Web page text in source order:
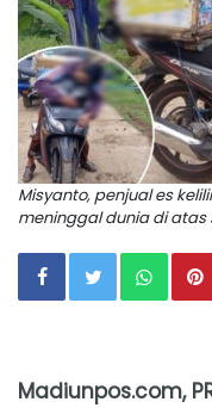
Misyanto, penjual es
meninggal dunia di
Madiunpos.com,